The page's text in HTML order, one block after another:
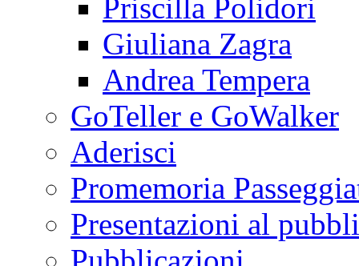
Priscilla Polidori
Giuliana Zagra
Andrea Tempera
GoTeller e GoWalker
Aderisci
Promemoria
Presentazioni al